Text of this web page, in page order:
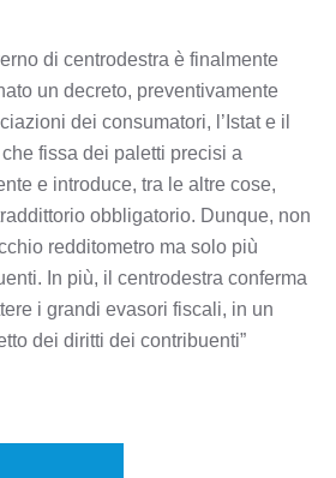
di centrodestra è finalmente
un decreto, preventivamente
dei consumatori, l’Istat e il
fissa dei paletti precisi a
e introduce, tra le altre cose,
obbligatorio. Dunque, non
redditometro ma solo più
In più, il centrodestra conferma
i grandi evasori fiscali, in un
dei diritti dei contribuenti”